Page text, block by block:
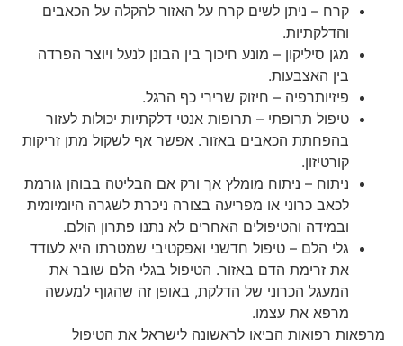
קרח – ניתן לשים קרח על האזור להקלה על הכאבים
והדלקתיות.
מגן סיליקון – מונע חיכוך בין הבונן לנעל ויוצר הפרדה
בין האצבעות.
פיזיותרפיה – חיזוק שרירי כף הרגל.
טיפול תרופתי – תרופות אנטי דלקתיות יכולות לעזור
בהפחתת הכאבים באזור. אפשר אף לשקול מתן זריקות
קורטיזון.
ניתוח – ניתוח מומלץ אך ורק אם הבליטה בבוהן גורמת
לכאב כרוני או מפריעה בצורה ניכרת לשגרה היומיומית
ובמידה והטיפולים האחרים לא נתנו פתרון הולם.
גלי הלם – טיפול חדשני ואפקטיבי שמטרתו היא לעודד
את זרימת הדם באזור. הטיפול בגלי הלם שובר את
המעגל הכרוני של הדלקת, באופן זה שהגוף למעשה
מרפא את עצמו.
מרפאות רפואות הביאו לראשונה לישראל את הטיפול